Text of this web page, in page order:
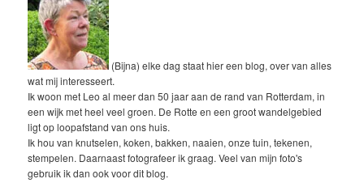
(Bijna) elke dag staat hier een blog, over van alles
wat mij interesseert.
Ik woon met Leo al meer dan 50 jaar aan de rand van Rotterdam, in
een wijk met heel veel groen. De Rotte en een groot wandelgebied
ligt op loopafstand van ons huis.
Ik hou van knutselen, koken, bakken, naaien, onze tuin, tekenen,
stempelen. Daarnaast fotografeer ik graag. Veel van mijn foto's
gebruik ik dan ook voor dit blog.